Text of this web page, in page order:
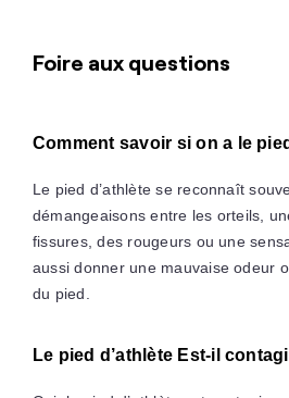
Foire aux questions
Comment savoir si on a le
Le pied d’athlète se reconnaît
démangeaisons entre les orteils,
fissures, des rougeurs ou une
aussi donner une mauvaise odeur
du pied.
Le pied d’athlète Est-il